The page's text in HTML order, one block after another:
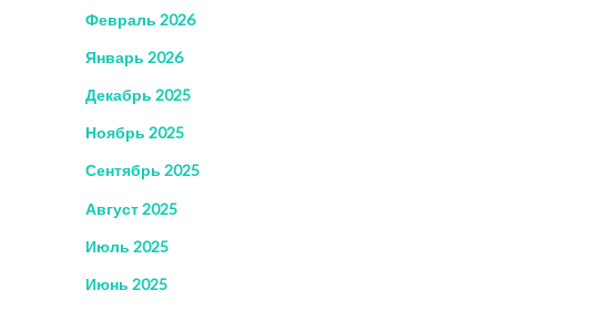
Февраль 2026
Январь 2026
Декабрь 2025
Ноябрь 2025
Сентябрь 2025
Август 2025
Июль 2025
Июнь 2025